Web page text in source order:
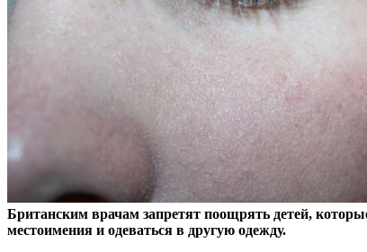
Британским врачам запретят поощрять детей,
местоимения и одеваться в другую одежду.